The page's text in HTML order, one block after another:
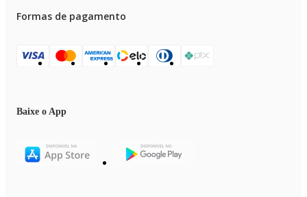
Formas de pagamento
Baixe o App